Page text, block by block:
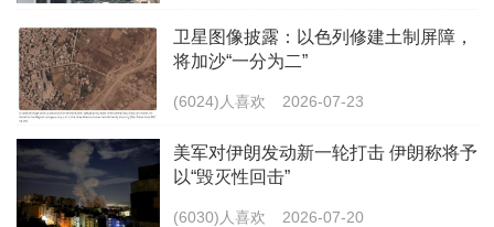
卫星图像披露：以色列修建土制屏障，
将加沙“一分为二”
(6024)人喜欢 2026-07-23
美军对伊朗发动新一轮打击 伊朗称将予
以“毁灭性回击”
(6030)人喜欢 2026-07-20